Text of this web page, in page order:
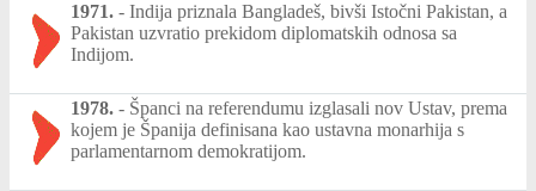
1971. - Indija priznala Bangladeš, bivši Istočni Pakistan, a
Pakistan uzvratio prekidom diplomatskih odnosa sa
Indijom.
1978. - Španci na referendumu izglasali nov Ustav, prema
kojem je Španija definisana kao ustavna monarhija s
parlamentarnom demokratijom.